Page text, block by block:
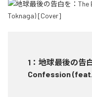
1 ： 地球最後の告
Confession